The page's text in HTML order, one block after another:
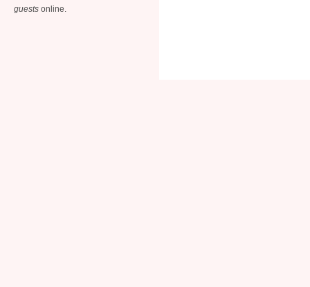
guests online.